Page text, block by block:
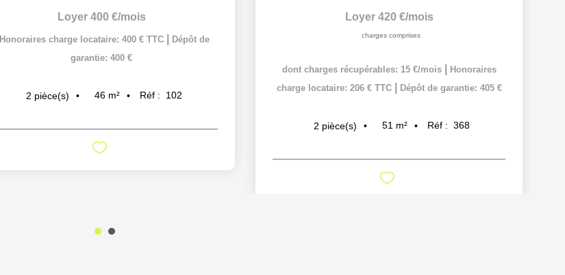
Loyer 400 €/mois
Honoraires charge locataire: 400 € TTC
Dépôt de
garantie: 400 €
2 pièce(s) 46 m² Réf : 102
Loyer 420 €/mois
charges comprises
dont charges récupérables: 15 €/mois
Honoraires
charge locataire: 206 € TTC
Dépôt de garantie: 405 €
2 pièce(s) 51 m² Réf : 368